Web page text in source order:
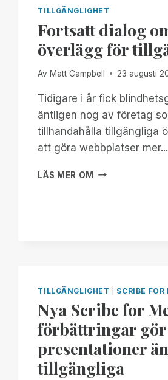
TILLGÄNGLIGHET
Fortsatt dialog
överlägg för
Av Matt Campbell 23 augusti
Tidigare i år fick
äntligen nog av företag
tillhandahålla tillgängliga
att göra webbplatser mer...
LÄS MER OM FORTSATT
TILLGÄNGLIGHET SCRIBE
Nya Scribe for
förbättringar
presentationer
tillgängliga